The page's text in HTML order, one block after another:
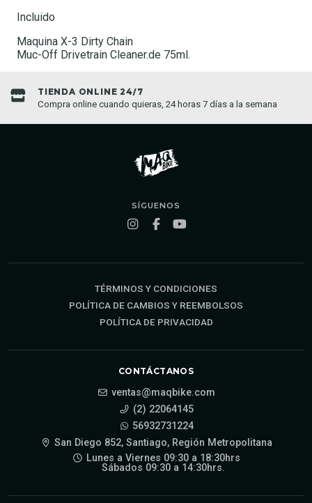
Incluido
Maquina X-3 Dirty Chain
Muc-Off Drivetrain Cleaner.de 75ml.
TIENDA ONLINE 24/7
Compra online cuando quieras, 24 horas 7 días a la semana
SÍGUENOS
TÉRMINOS Y CONDICIONES
POLÍTICA DE CAMBIOS Y REEMBOLSOS
POLÍTICA DE PRIVACIDAD
CONTÁCTANOS
ventas@maqbike.com
(2) 22064145
56932731224
San Diego 852, Santiago, Región Metropolitana
Lunes a Viernes 09:30 a 18:30hrs
Sábados 09:30 a 14:30hrs.